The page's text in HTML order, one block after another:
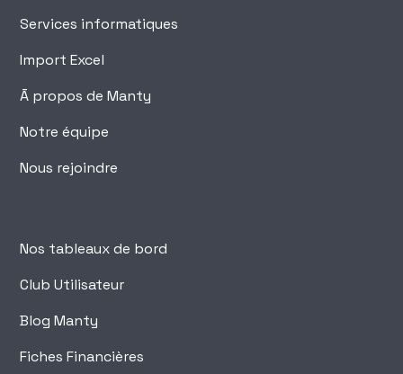
Services informatiques
Import Excel
Ā propos de Manty
Notre équipe
Nous rejoindre
Nos tableaux de bord
Club Utilisateur
Blog Manty
Fiches Financières